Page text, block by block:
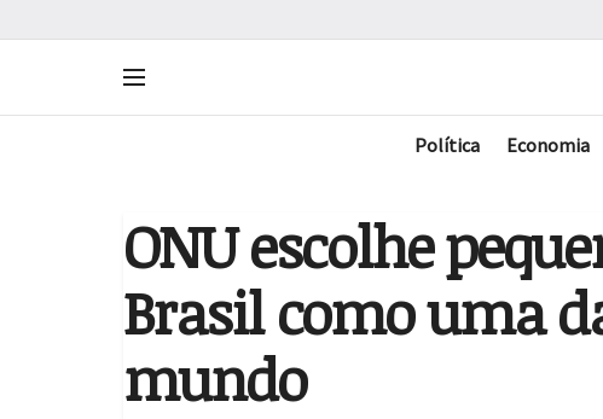
Política Economia
ONU escolhe
Brasil como uma
mundo